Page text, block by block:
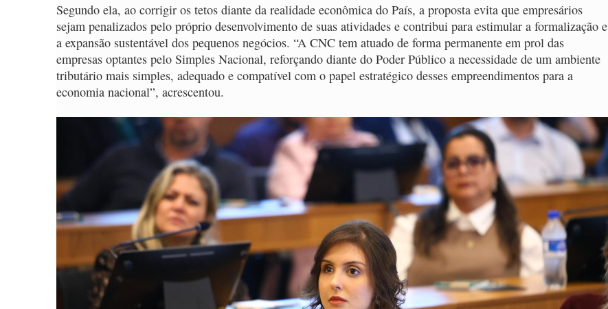
Segundo ela, ao corrigir os tetos diante da realidade econômica do País, a proposta evita que empresários
sejam penalizados pelo próprio desenvolvimento de suas atividades e contribui para estimular a formalização e
a expansão sustentável dos pequenos negócios. “A CNC tem atuado de forma permanente em prol das
empresas optantes pelo Simples Nacional, reforçando diante do Poder Público a necessidade de um ambiente
tributário mais simples, adequado e compatível com o papel estratégico desses empreendimentos para a
economia nacional”, acrescentou.